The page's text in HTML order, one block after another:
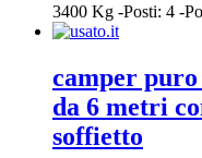
3400 Kg -Posti: 4 -
camper
da 6 metri
soffietto